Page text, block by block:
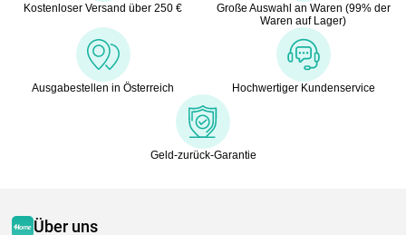
Kostenloser Versand über 250 €
Große Auswahl an Waren (99% der
Waren auf Lager)
Ausgabestellen in Österreich Hochwertiger Kundenservice
Geld-zurück-Garantie
Über uns